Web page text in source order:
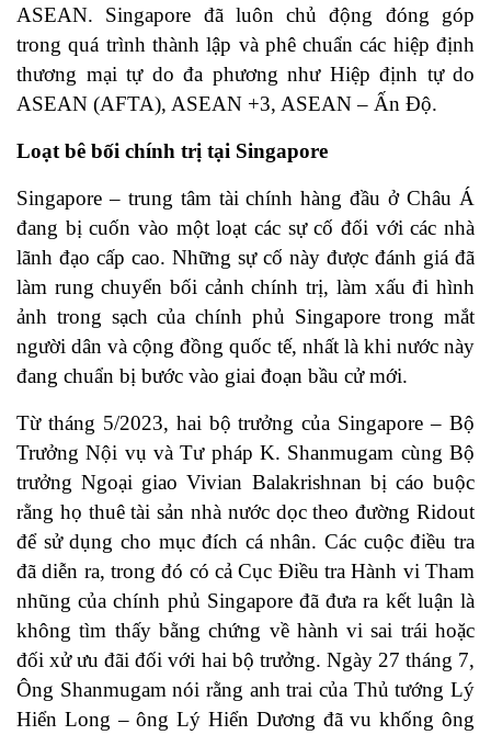
ASEAN. Singapore đã luôn chủ động đóng góp
trong quá trình thành lập và phê chuẩn các hiệp định
thương mại tự do đa phương như Hiệp định tự do
ASEAN (AFTA), ASEAN +3, ASEAN – Ấn Độ.
Loạt bê bối chính trị tại Singapore
Singapore – trung tâm tài chính hàng đầu ở Châu Á
đang bị cuốn vào một loạt các sự cố đối với các nhà
lãnh đạo cấp cao. Những sự cố này được đánh giá đã
làm rung chuyển bối cảnh chính trị, làm xấu đi hình
ảnh trong sạch của chính phủ Singapore trong mắt
người dân và cộng đồng quốc tế, nhất là khi nước này
đang chuẩn bị bước vào giai đoạn bầu cử mới.
Từ tháng 5/2023, hai bộ trưởng của Singapore – Bộ
Trưởng Nội vụ và Tư pháp K. Shanmugam cùng Bộ
trưởng Ngoại giao Vivian Balakrishnan bị cáo buộc
rằng họ thuê tài sản nhà nước dọc theo đường Ridout
để sử dụng cho mục đích cá nhân. Các cuộc điều tra
đã diễn ra, trong đó có cả Cục Điều tra Hành vi Tham
nhũng của chính phủ Singapore đã đưa ra kết luận là
không tìm thấy bằng chứng về hành vi sai trái hoặc
đối xử ưu đãi đối với hai bộ trưởng. Ngày 27 tháng 7,
Ông Shanmugam nói rằng anh trai của Thủ tướng Lý
Hiển Long – ông Lý Hiển Dương đã vu khống ông